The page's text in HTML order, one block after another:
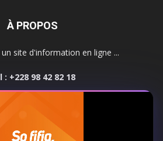
À PROPOS
site d'information en ligne ...
: +228 98 42 82 18